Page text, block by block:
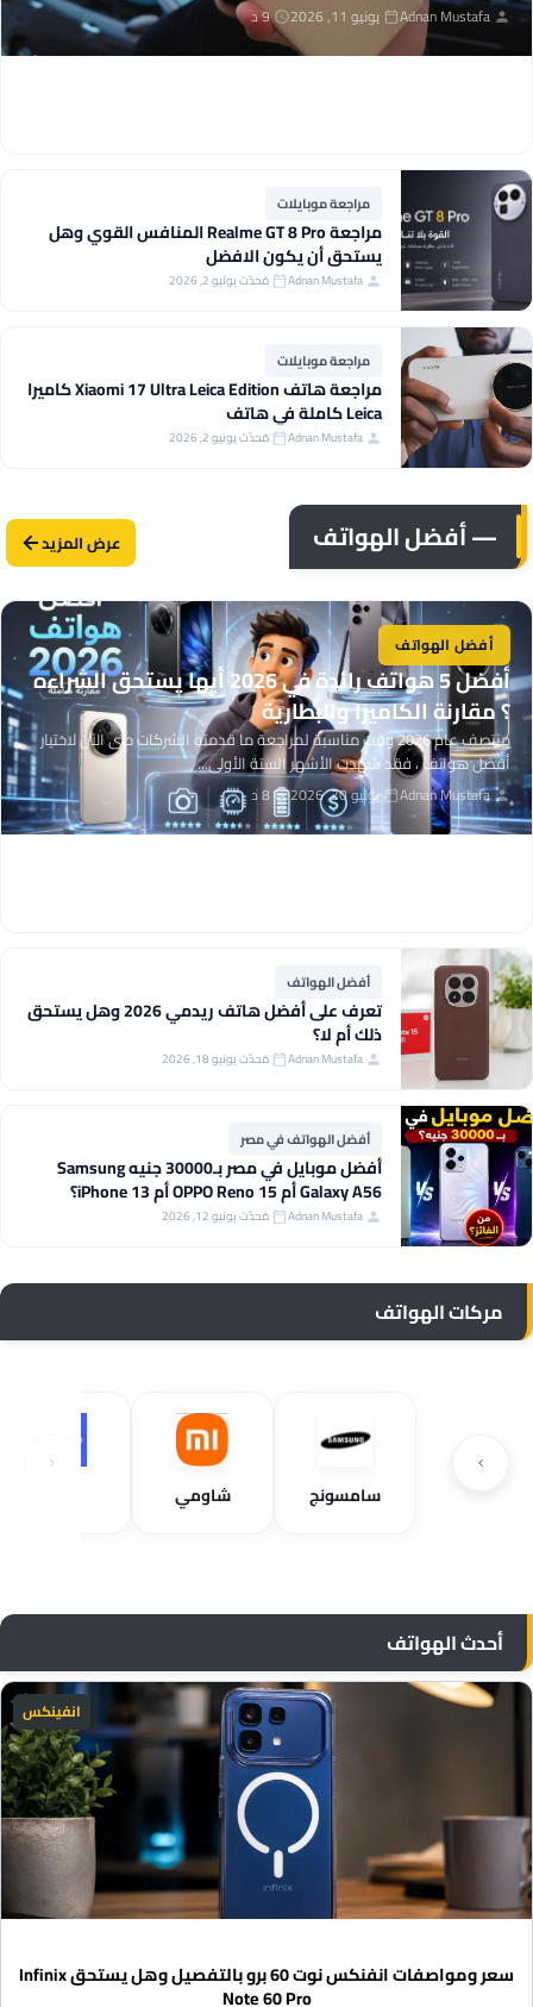
Adnan Mustafa يونيو 11, 2026 9 د
مراجعة موبايلات
مراجعة Realme GT 8 Pro المنافس القوي وهل
يستحق أن يكون الافضل
Adnan Mustafa مُحدّث يونيو 2, 2026
مراجعة موبايلات
مراجعة هاتف Xiaomi 17 Ultra Leica Edition كاميرا
Leica كاملة في هاتف
Adnan Mustafa مُحدّث يونيو 2, 2026
— أفضل الهواتف عرض المزيد
أفضل الهواتف
أفضل 5 هواتف رائدة في 2026 أيها يستحق الشراءه
؟ مقارنة الكاميرا والبطارية
منتصف عام 2026 وقت مناسبة لمراجعة ما قدمته الشركات حتى الآن لاختيار
أفضل هواتف ، فقد شهدت الأشهر الستة الأولى...
Adnan Mustafa يوليو 20, 2026 8 د
أفضل الهواتف
تعرف على أفضل هاتف ريدمي 2026 وهل يستحق
ذلك أم لا؟
Adnan Mustafa مُحدّث يونيو 18, 2026
أفضل الهواتف في مصر
أفضل موبايل في مصر بـ30000 جنيه Samsung
Galaxy A56 أم OPPO Reno 15 أم iPhone 13؟
Adnan Mustafa مُحدّث يونيو 12, 2026
مركات الهواتف
سامسونج شاومي
أحدث الهواتف
انفينكس
سعر ومواصفات انفنكس نوت 60 برو بالتفصيل وهل يستحق Infinix
Note 60 Pro